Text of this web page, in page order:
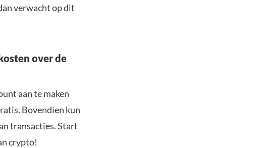
verwacht op dit
over de
aan te maken
Bovendien kun
transacties. Start
crypto!